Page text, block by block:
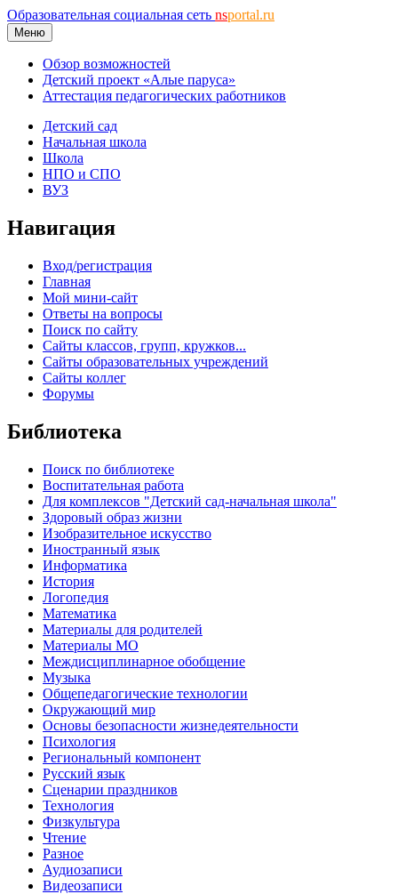
Образовательная социальная сеть nsportal.ru
Меню
Обзор возможностей
Детский проект «Алые паруса»
Аттестация педагогических работников
Детский сад
Начальная школа
Школа
НПО и СПО
ВУЗ
Навигация
Вход/регистрация
Главная
Мой мини-сайт
Ответы на вопросы
Поиск по сайту
Сайты классов, групп, кружков...
Сайты образовательных учреждений
Сайты коллег
Форумы
Библиотека
Поиск по библиотеке
Воспитательная работа
Для комплексов "Детский сад-начальная школа"
Здоровый образ жизни
Изобразительное искусство
Иностранный язык
Информатика
История
Логопедия
Математика
Материалы для родителей
Материалы МО
Междисциплинарное обобщение
Музыка
Общепедагогические технологии
Окружающий мир
Основы безопасности жизнедеятельности
Психология
Региональный компонент
Русский язык
Сценарии праздников
Технология
Физкультура
Чтение
Разное
Аудиозаписи
Видеозаписи